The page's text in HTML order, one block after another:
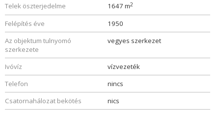
Telek öszterjedelme 1647 m2
Felépítés éve
1950
Az objektum tulnyomó
szerkezete
vegyes szerkezet
Ivóvíz
vízvezeték
Telefon
nincs
Csatornahálozat bekötés
nics